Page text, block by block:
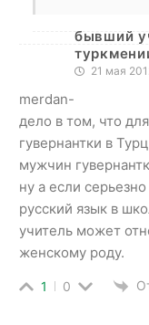
бывший
21 мая
merdan-
дело в том, что
гувернантки в
мужчин
ну а если
русский язык в
учитель может
женскому роду.
1 0